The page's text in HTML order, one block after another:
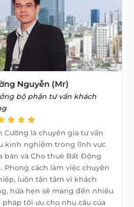
Nguyễn (Mr)
bộ phận tư vấn khách
Cường là chuyên gia tư vấn
kinh nghiệm trong lĩnh vực
bán và Cho thuê Bất Động
Phong cách làm việc chuyên
luôn tận tâm vì khách
hứa hẹn sẽ mang đến nhiều
pháp tối ưu cho nhu cầu của